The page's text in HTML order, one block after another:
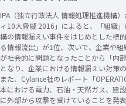
IPA（独立行政法人 情報処理推進機構
ィ10大脅威 2016」によると、「組織
構の情報漏えい事件をはじめとした標
る情報流出」が1位、次いで、企業や
が社会的に問題となったことから「内
となり、企業における情報漏えい対策
また、Cylance社のレポート「
本における電力、石油・天然ガス、建
に外部から攻撃を受けていることを発表